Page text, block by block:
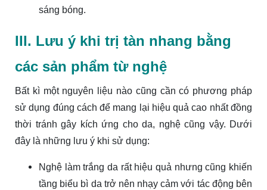
sáng bóng.
III. Lưu ý khi trị tàn nhang bằng
các sản phẩm từ nghệ
Bất kì một nguyên liệu nào cũng cần có phương pháp
sử dụng đúng cách để mang lại hiệu quả cao nhất đồng
thời tránh gây kích ứng cho da, nghệ cũng vậy. Dưới
đây là những lưu ý khi sử dụng:
Nghệ làm trắng da rất hiệu quả nhưng cũng khiến
tầng biểu bì da trở nên nhạy cảm với tác động bên